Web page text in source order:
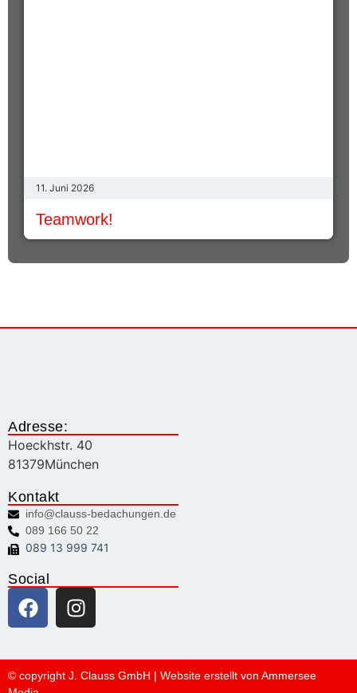
11. Juni 2026
Teamwork!
Adresse:
Hoeckhstr. 40
81379München
Kontakt
info@clauss-bedachungen.de
089 166 50 22
089 13 999 741
Social
© copyright J. Clauss GmbH | Website erstellt von Ammersee